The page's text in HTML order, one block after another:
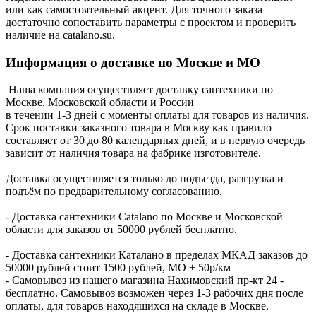
или как самостоятельный акцент. Для точного заказа
достаточно сопоставить параметры с проектом и проверить
наличие на catalano.su.
Информация о доставке по Москве и МО
Наша компания осуществляет доставку сантехники по
Москве, Московской области и России
в течении 1-3 дней с моменты оплаты для товаров из наличия.
Срок поставки заказного товара в Москву как правило
составляет от 30 до 80 календарных дней, и в первую очередь
зависит от наличия товара на фабрике изготовителе.
Доставка осуществляется только до подъезда, разгрузка и
подъём по предварительному согласованию.
- Доставка сантехники Catalano по Москве и Московской
области для заказов от 50000 рублей бесплатно.
- Доставка сантехники Каталано в пределах МКАД заказов до
50000 рублей стоит 1500 рублей, МО + 50р/км
- Самовывоз из нашего магазина Нахимовский пр-кт 24 -
бесплатно. Самовывоз возможен через 1-3 рабочих дня после
оплаты, для товаров находящихся на складе в Москве.